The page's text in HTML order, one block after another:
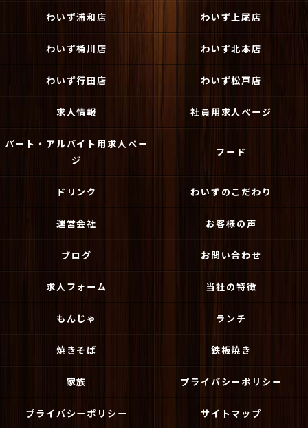
わいず浦和店 わいず上尾店
わいず桶川店 わいず北本店
わいず行田店 わいず松戸店
求人情報 社員用求人ページ
パート・アルバイト用求人ペー
ジ
フード
ドリンク わいずのこだわり
運営会社 お客様の声
ブログ お問い合わせ
求人フォーム 当社の特徴
もんじゃ ランチ
焼きそば 鉄板焼き
家族 プライバシーポリシー
プライバシーポリシー サイトマップ